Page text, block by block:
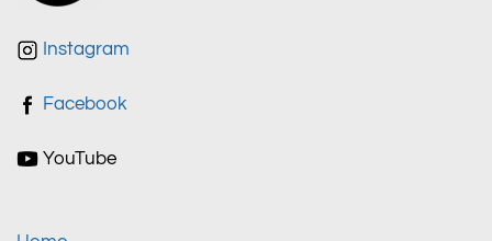
Instagram
Facebook
YouTube